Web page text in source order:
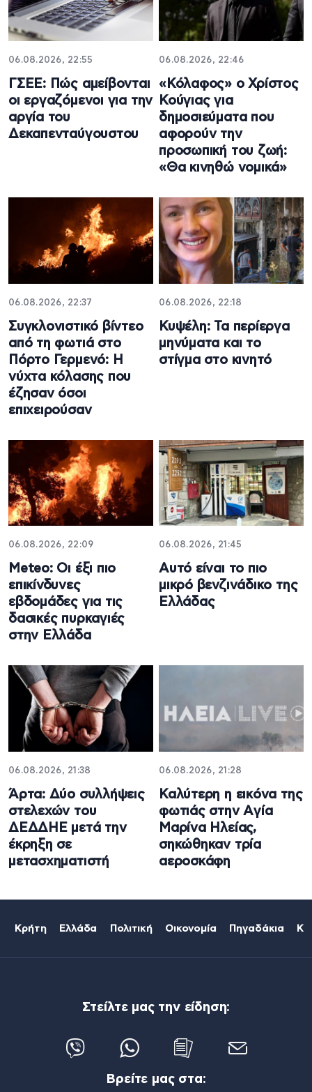
06.08.2026, 22:55
ΓΣΕΕ: Πώς αμείβονται
οι εργαζόμενοι για την
αργία του
Δεκαπενταύγουστου
06.08.2026, 22:46
«Κόλαφος» ο Χρίστος
Κούγιας για
δημοσιεύματα που
αφορούν την
προσωπική του ζωή:
«Θα κινηθώ νομικά»
06.08.2026, 22:37
Συγκλονιστικό βίντεο
από τη φωτιά στο
Πόρτο Γερμενό: Η
νύχτα κόλασης που
έζησαν όσοι
επιχειρούσαν
06.08.2026, 22:18
Κυψέλη: Τα περίεργα
μηνύματα και το
στίγμα στο κινητό
06.08.2026, 22:09
Meteo: Οι έξι πιο
επικίνδυνες
εβδομάδες για τις
δασικές πυρκαγιές
στην Ελλάδα
06.08.2026, 21:45
Αυτό είναι το πιο
μικρό βενζινάδικο της
Ελλάδας
06.08.2026, 21:38
Άρτα: Δύο συλλήψεις
στελεχών του
ΔΕΔΔΗΕ μετά την
έκρηξη σε
μετασχηματιστή
06.08.2026, 21:28
Καλύτερη η εικόνα της
φωτιάς στην Aγία
Μαρίνα Ηλείας,
σηκώθηκαν τρία
αεροσκάφη
Κρήτη Ελλάδα Πολιτική Οικονομία Πηγαδάκια
Στείλτε μας την είδηση:
Βρείτε μας στα: